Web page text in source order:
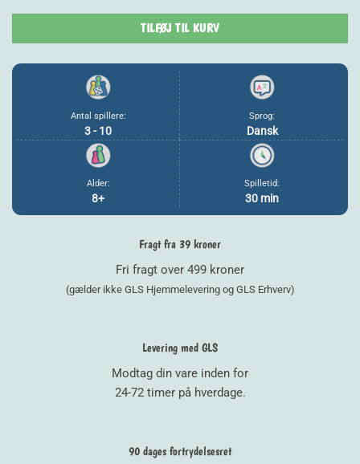
99,00 kr..
TILFØJ TIL KURV
Antal spillere:
3 - 10
Sprog:
Dansk
Alder:
8+
Spilletid:
30 min
Fragt fra 39 kroner
Fri fragt over 499 kroner
(gælder ikke GLS Hjemmelevering og GLS Erhverv)
Levering med GLS
Modtag din vare inden for
24-72 timer på hverdage.
90 dages fortrydelsesret